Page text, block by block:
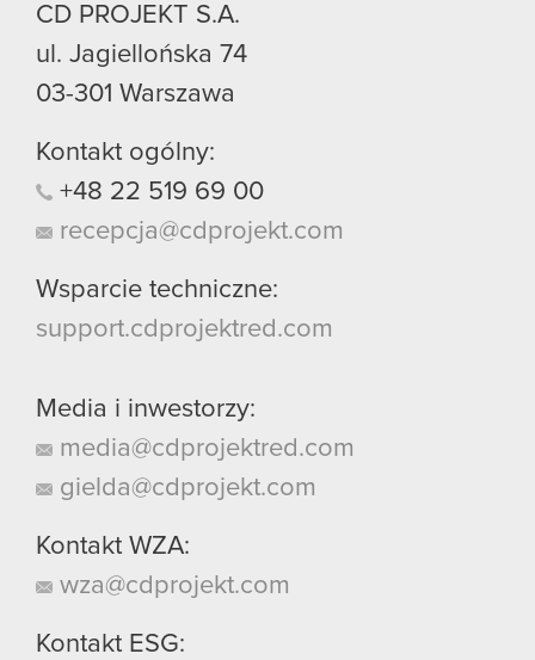
CD PROJEKT S.A.
ul. Jagiellońska 74
03-301 Warszawa
Kontakt ogólny:
+48 22 519 69 00
recepcja@cdprojekt.com
Wsparcie techniczne:
support.cdprojektred.com
Media i inwestorzy:
media@cdprojektred.com
gielda@cdprojekt.com
Kontakt WZA:
wza@cdprojekt.com
Kontakt ESG: